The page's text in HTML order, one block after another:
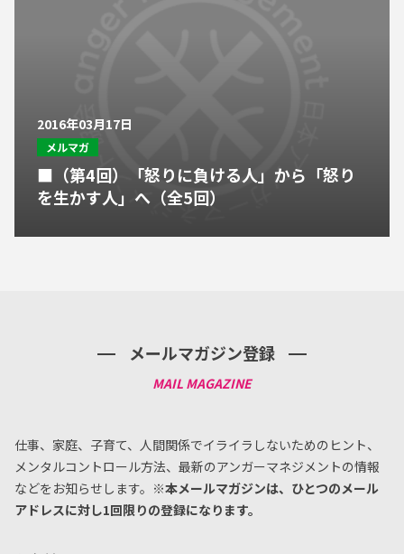
2016年03月17日
メルマガ
■（第4回）「怒りに負ける人」から「怒り
を生かす人」へ（全5回）
メールマガジン登録
仕事、家庭、子育て、人間関係でイライラしないためのヒント、
メンタルコントロール方法、 最新のアンガーマネジメントの情報
などをお知らせします。 ※本メールマガジンは、ひとつのメール
アドレスに対し1回限りの登録になります。